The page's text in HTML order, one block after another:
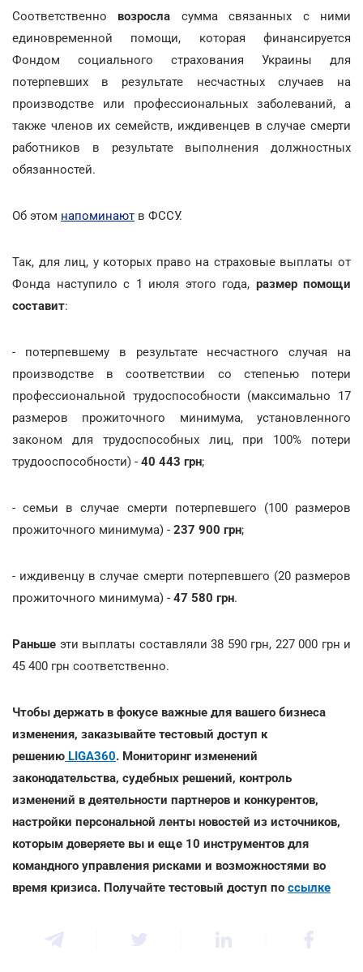
Соответственно возросла сумма связанных с ними
единовременной помощи, которая финансируется
Фондом социального страхования Украины для
потерпевших в результате несчастных случаев на
производстве или профессиональных заболеваний, а
также членов их семейств, иждивенцев в случае смерти
работников в результате выполнения должностных
обязанностей.
Об этом напоминают в ФССУ.
Так, для лиц, у которых право на страховые выплаты от
Фонда наступило с 1 июля этого года, размер помощи
составит:
- потерпевшему в результате несчастного случая на
производстве в соответствии со степенью потери
профессиональной трудоспособности (максимально 17
размеров прожиточного минимума, установленного
законом для трудоспособных лиц, при 100% потери
трудооспособности) - 40 443 грн;
- семьи в случае смерти потерпевшего (100 размеров
прожиточного минимума) - 237 900 грн;
- иждивенцу в случае смерти потерпевшего (20 размеров
прожиточного минимума) - 47 580 грн.
Раньше эти выплаты составляли 38 590 грн, 227 000 грн и
45 400 грн соответственно.
Чтобы держать в фокусе важные для вашего бизнеса
изменения, заказывайте тестовый доступ к
решению LIGA360. Мониторинг изменений
законодательства, судебных решений, контроль
изменений в деятельности партнеров и конкурентов,
настройки персональной ленты новостей из источников,
которым доверяете вы и еще 10 инструментов для
командного управления рисками и возможностями во
время кризиса. Получайте тестовый доступ по ссылке